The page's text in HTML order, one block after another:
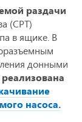
раздачи
(СРТ)
в ящике. В
донными
насоса.